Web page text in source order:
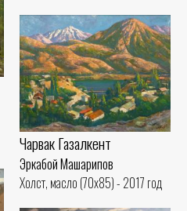
Чарвак Газалкент
Эркабой Машарипов
Холст, масло (70x85) - 2017 год